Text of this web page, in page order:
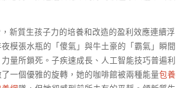
新質生孩子力的培養和改造的盈利效應連續浮
模張水瓶的「傻氣」與牛土豪的「霸氣」瞬間
量所鎖死。子疾速成長、人工智能技巧普遍利
一個優雅的旋轉，她的咖啡館被兩種能量包養